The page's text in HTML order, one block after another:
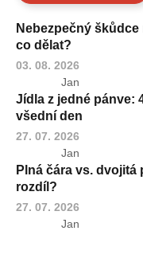
Nebezpečný
co dělat?
03. 08. 2026
Jan
Jídla z jedné pánve:
všední den
27. 07. 2026
Jan
Plná čára vs. dvojitá
rozdíl?
27. 07. 2026
Jan